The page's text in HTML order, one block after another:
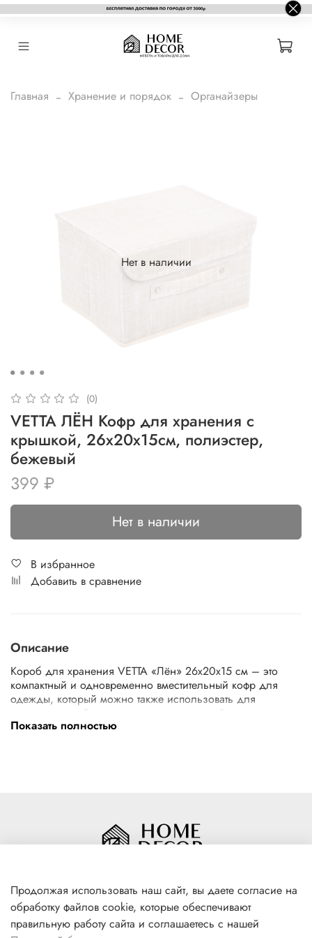
Главная Хранение и порядок Органайзеры
Нет в наличии
(0)
VETTA ЛЁН Кофр для хранения с
крышкой, 26х20х15см, полиэстер,
бежевый
399 ₽
Нет в наличии
В избранное
Добавить в сравнение
Описание
Короб для хранения VETTA «Лён» 26х20х15 см – это
компактный и одновременно вместительный кофр для
одежды, который можно также использовать для
хранения хозяйственных принадлежностей и игрушек.
Имеет жесткие стенки, отлично держит форму. Оснащен
Показать полностью
+7(996) 316 00 81
г. Якутск, ул. Лермонтова 102
Продолжая использовать наш сайт, вы даете согласие на
обработку файлов cookie, которые обеспечивают
правильную работу сайта и соглашаетесь с нашей